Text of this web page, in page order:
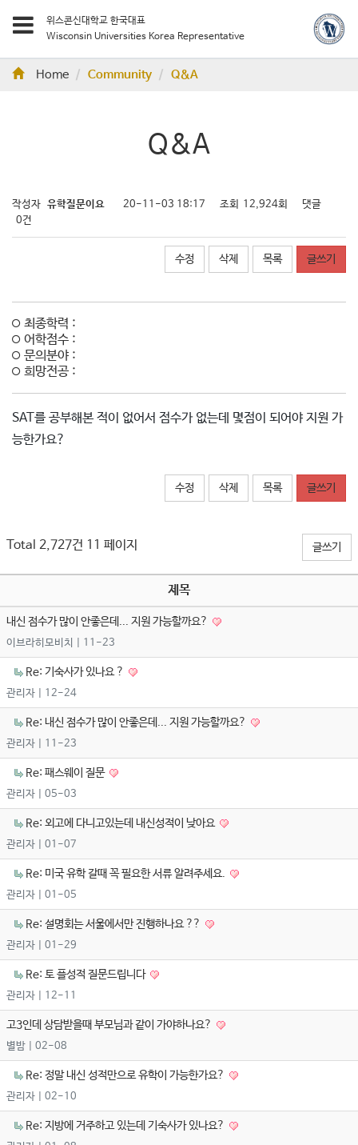
위스콘신대학교 한국대표
Wisconsin Universities Korea Representative
Home Community Q&A
Q&A
작성자 유학질문이요 20-11-03 18:17 조회 12,924회
댓글
0건
수정 삭제 목록 글쓰기
최종학력 :
어학점수 :
문의분야 :
희망전공 :
SAT를 공부해본 적이 없어서 점수가 없는데 몇점이 되어야 지원 가
능한가요?
수정 삭제 목록 글쓰기
Total 2,727건 11 페이지 글쓰기
제목
내신 점수가 많이 안좋은데... 지원 가능할까요?
이브라히모비치 | 11-23
Re: 기숙사가 있나요 ?
관리자 | 12-24
Re: 내신 점수가 많이 안좋은데... 지원 가능할까요?
관리자 | 11-23
Re: 패스웨이 질문
관리자 | 05-03
Re: 외고에 다니고있는데 내신성적이 낮아요
관리자 | 01-07
Re: 미국 유학 갈때 꼭 필요한 서류 알려주세요.
관리자 | 01-05
Re: 설명회는 서울에서만 진행하나요 ??
관리자 | 01-29
Re: 토 플성적 질문드립니다
관리자 | 12-11
고3인데 상담받을때 부모님과 같이 가야하나요?
별밤 | 02-08
Re: 정말 내신 성적만으로 유학이 가능한가요?
관리자 | 02-10
Re: 지방에 거주하고 있는데 기숙사가 있나요?